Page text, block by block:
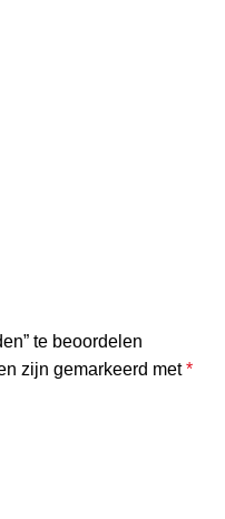
te beoordelen
zijn gemarkeerd met*